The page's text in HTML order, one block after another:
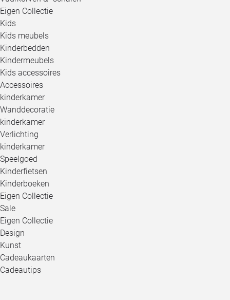
Eigen Collectie
Kids
Kids meubels
Kinderbedden
Kindermeubels
Kids accessoires
Accessoires
kinderkamer
Wanddecoratie
kinderkamer
Verlichting
kinderkamer
Speelgoed
Kinderfietsen
Kinderboeken
Eigen Collectie
Sale
Eigen Collectie
Design
Kunst
Cadeaukaarten
Cadeautips